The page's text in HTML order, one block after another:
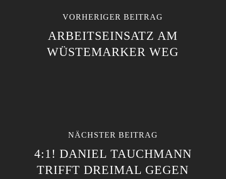
VORHERIGER BEITRAG
ARBEITSEINSATZ AM
WÜSTEMARKER WEG
NÄCHSTER BEITRAG
4:1! DANIEL TAUCHMANN
TRIFFT DREIMAL GEGEN